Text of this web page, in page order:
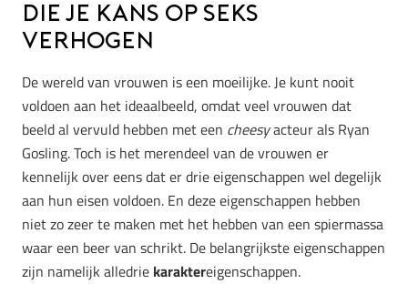
die je kans op seks
verhogen
De wereld van vrouwen is een moeilijke. Je kunt nooit
voldoen aan het ideaalbeeld, omdat veel vrouwen dat
beeld al vervuld hebben met een cheesyacteur als Ryan
Gosling. Toch is het merendeel van de vrouwen er
kennelijk over eens dat er drie eigenschappen wel degelijk
aan hun eisen voldoen. En deze eigenschappen hebben
niet zo zeer te maken met het hebben van een spiermassa
waar een beer van schrikt. De belangrijkste eigenschappen
zijn namelijk alledrie karaktereigenschappen.